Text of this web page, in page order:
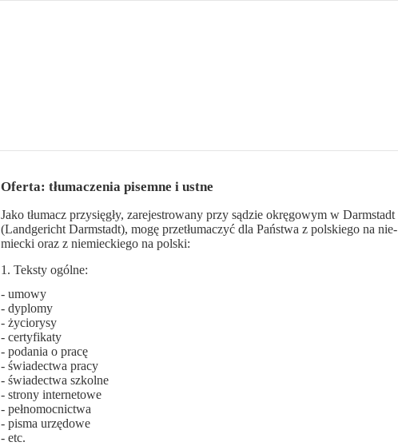
Oferta: tłumaczenia pisemne i ustne
Jako tłumacz przysięgły, zarejestrowany przy sądzie okręgowym w Darmstadt
(Landgericht Darmstadt), mogę przetłumaczyć dla Państwa z polskiego na nie-
miecki oraz z niemieckiego na polski:
1. Teksty ogólne:
- umowy
- dyplomy
- życiorysy
- certyfikaty
- podania o pracę
- świadectwa pracy
- świadectwa szkolne
- strony internetowe
- pełnomocnictwa
- pisma urzędowe
- etc.